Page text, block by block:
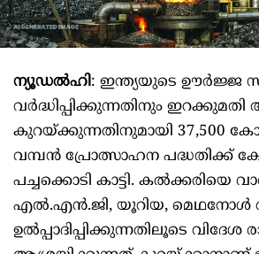
ന്യൂഡൽഹി: ഇന്ത്യയുടെ ഊര്‍ജ്ജ
വര്‍ദ്ധിപ്പിക്കുന്നതിനും
കുറയ്ക്കുന്നതിനുമായി 37,500
വമ്പന്‍ പ്രോത്സാഹന പദ്ധതിക്ക്
പച്ചക്കൊടി കാട്ടി. കല്‍ക്കരിയെ
എല്‍.എന്‍.ജി, യൂറിയ, മെഥനോള്‍
ഉല്‍പ്പാദിപ്പിക്കുന്നതിലൂടെ വിദേശ